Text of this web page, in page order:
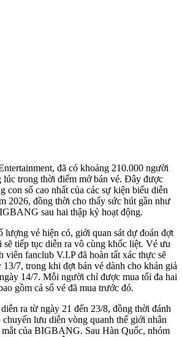
đã có khoảng 210.000 người
lúc trong thời điểm mở bán vé. Đây được
con số cao nhất của các sự kiện biểu diễn
2026, đồng thời cho thấy sức hút gần như
sau hai thập kỷ hoạt động.
lượng vé hiện có, giới quan sát dự đoán đợt
sẽ tiếp tục diễn ra vô cùng khốc liệt. Vé ưu
viên fanclub V.I.P đã hoàn tất xác thực sẽ
7, trong khi đợt bán vé dành cho khán giả
14/7. Mỗi người chỉ được mua tối đa hai
gồm cả số vé đã mua trước đó.
ra từ ngày 21 đến 23/8, đồng thời đánh
lưu diễn vòng quanh thế giới nhân
của BIGBANG. Sau Hàn Quốc, nhóm